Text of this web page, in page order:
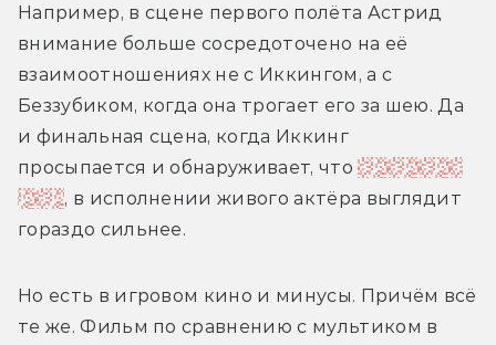
Например, в сцене первого полёта Астрид
внимание больше сосредоточено на её
взаимоотношениях не с Иккингом, а с
Беззубиком, когда она трогает его за шею. Да
и финальная сцена, когда Иккинг
просыпается и обнаруживает, что у него нет
ноги, в исполнении живого актёра выглядит
гораздо сильнее.
Но есть в игровом кино и минусы. Причём всё
те же. Фильм по сравнению с мультиком в